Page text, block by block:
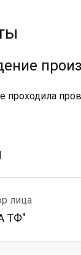
проходила
лица
ТФ"